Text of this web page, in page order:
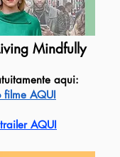
Mindfully
aqui:
filme AQUI
AQUI